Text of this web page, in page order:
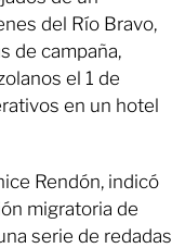
del Río Bravo,
de campaña,
el 1 de
en un hotel
Rendón, indicó
migratoria de
serie de redadas